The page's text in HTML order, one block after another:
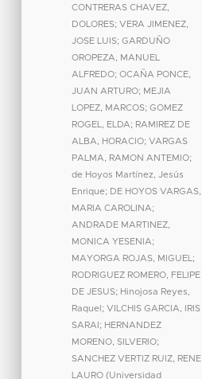
CONTRERAS CHAVEZ,
DOLORES; VERA JIMENEZ,
JOSE LUIS; GARDUÑO
OROPEZA, MANUEL
ALFREDO; OCAÑA PONCE,
JUAN ARTURO; MEJIA
LOPEZ, MARCOS; GOMEZ
ROGEL, ELDA; RAMIREZ DE
ALBA, HORACIO; VARGAS
PALMA, RAMON ANTEMIO;
de Hoyos Martínez, Jesús
Enrique; DE HOYOS VARGAS,
MARIA CAROLINA;
ANDRADE MARTINEZ,
MONICA YESENIA;
MAYORGA ROJAS, MIGUEL ;
RODRIGUEZ ROMERO, FELIPE
DE JESUS; Hinojosa Reyes,
Raquel ; VILCHIS GARCIA, IRIS
SARAI ; HERNANDEZ
MORENO, SILVERIO;
SANCHEZ VERTIZ RUIZ, RENE
LAURO (Universidad